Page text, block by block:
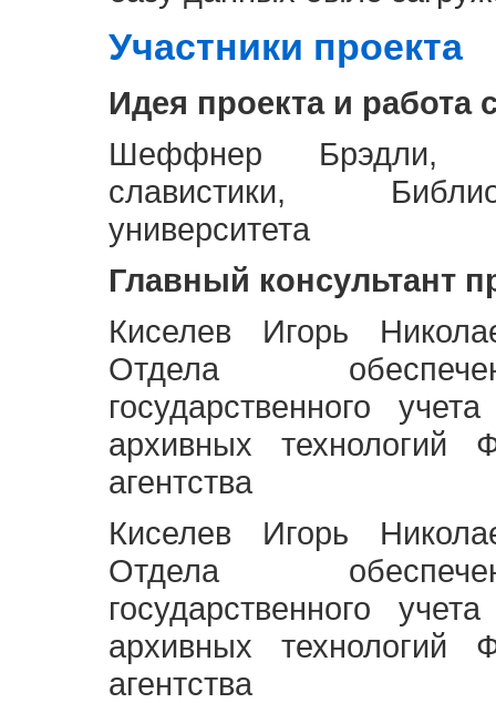
Участники проекта
Идея проекта и работа
Шеффнер Брэдли,
славистики,
университета
Главный консультант
Киселев Игорь
Отдела
государственного
архивных технологий
агентства
Киселев Игорь
Отдела
государственного
архивных технологий
агентства